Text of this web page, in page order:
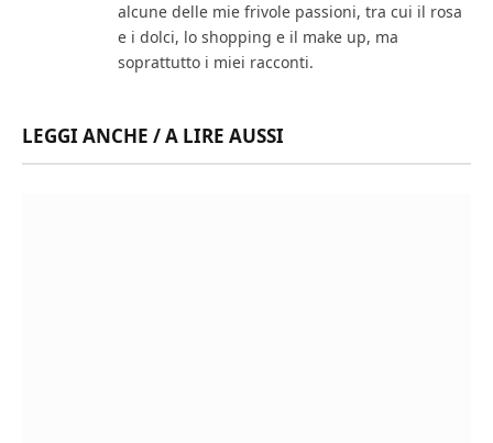
alcune delle mie frivole passioni, tra cui il rosa
e i dolci, lo shopping e il make up, ma
soprattutto i miei racconti.
LEGGI ANCHE / A LIRE AUSSI